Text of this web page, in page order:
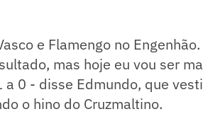
e Flamengo no
mas hoje eu vou ser
0 - disse Edmundo, que
o hino do Cruzmaltino.